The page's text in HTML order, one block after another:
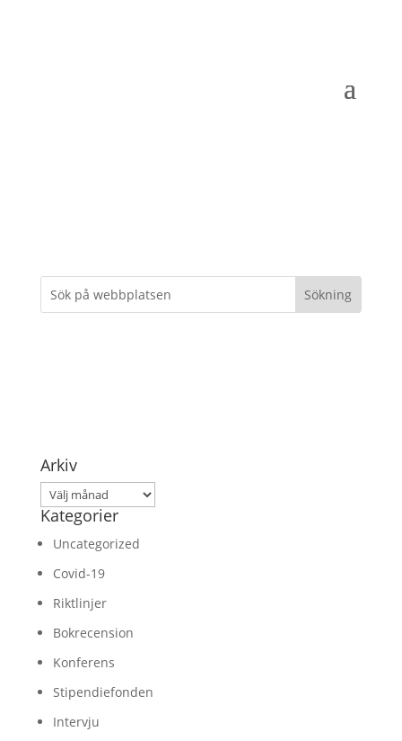
Arkiv
Arkiv
Kategorier
Uncategorized
Covid-19
Riktlinjer
Bokrecension
Konferens
Stipendiefonden
Intervju